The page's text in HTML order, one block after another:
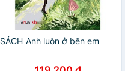
SÁCH Anh luôn ở bên em